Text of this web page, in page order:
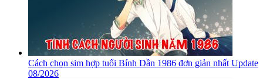
Cách chọn sim hợp tuổi Bính Dần 1986 đơn giản nhất Update
08/2026